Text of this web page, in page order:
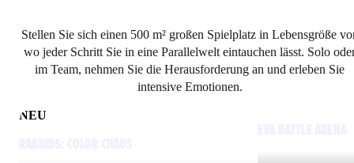
Stellen Sie sich einen 500 m² großen Spielplatz in Lebensgröße
wo jeder Schritt Sie in eine Parallelwelt eintauchen lässt. Solo
im Team, nehmen Sie die Herausforderung an und erleben Sie
intensive Emotionen.
NEU